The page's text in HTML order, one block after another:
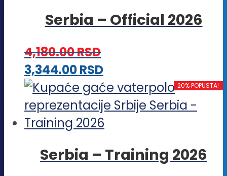
proizvoda.
varijanti.
biti
izabrane
na
stranici
proizvoda.
Serbia – Official 2026
4,180.00RSD
3,344.00RSDOvaj
proizvod
ima
više
Opcije
20% POPUSTA!
Serbia – Training 2026